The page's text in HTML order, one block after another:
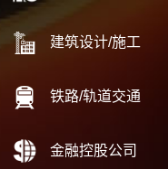
建筑设计/施工
铁路/轨道交通
金融控股公司